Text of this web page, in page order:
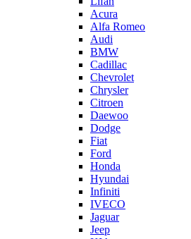
Acura
Alfa Romeo
Audi
BMW
Cadillac
Chevrolet
Chrysler
Citroen
Daewoo
Dodge
Fiat
Ford
Honda
Hyundai
Infiniti
IVECO
Jaguar
Jeep